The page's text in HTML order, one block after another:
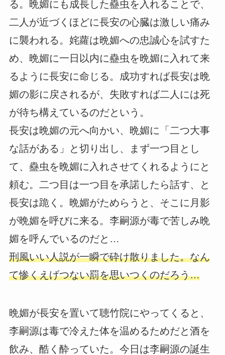
る。晩媚にも成長した蠱虫を入れることで、
二人が近づくほどに長安の心臓は激しい痛み
に襲われる。姹蘿は晩媚への忠誠心を試すた
め、晩媚に一日以内に蠱虫を晩媚に入れて来
るように長安に命じる。成功すれば長安は晩
媚の影に戻されるが、失敗すれば二人には死
が待ち構えているのだという。
長安は晩媚の元へ向かい、晩媚に「二つ大事
な話がある」と切り出し、まず一つ目とし
て、蠱虫を晩媚に入れさせてくれるようにと
頼む。二つ目は一つ目を承諾したら話す、と
長安は跪く。晩媚がためらうと、そこに月影
が晩媚を呼びに来る。李嗣源が毒で苦しみ晩
媚を呼んでいるのだと…
刑風いい人説が一瞬で砕け散りました。なん
て惨くえげつない罰を思いつくのだろう…
晩媚が長安を置いて聴竹院にやってくると、
李嗣源は毒で冷えた体を温めるためだと酒を
飲み、酷く酔っていた。今日は李嗣源の誕生